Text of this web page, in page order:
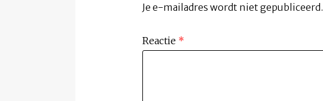
Je e-mailadres wordt niet gepubliceerd.
Reactie *